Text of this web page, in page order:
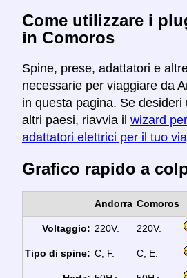
Come utilizzare i
in Comoros
Spine, prese, adattatori e
necessarie per viaggiare da
in questa pagina. Se desideri
altri paesi, riavvia il wizard
adattatori elettrici per il tuo
Grafico rapido a
Andorra Comoros
Voltaggio: 220V. 220V.
Tipo di spine: C, F. C, E.